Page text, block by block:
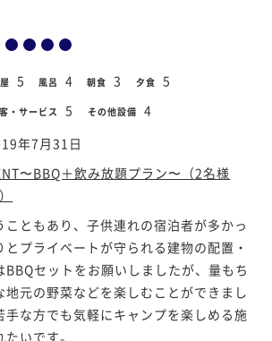
5 風呂 4 朝食 3 夕食 5
・サービス 5 その他設備 4
年7月31日
〜BBQ＋飲み放題プラン〜（2名様
こともあり、子供連れの宿泊者が多かっ
プライベートが守られる建物の配置・
セットをお願いしましたが、量もち
地元の野菜などを楽しむことができまし
手な方でも気軽にキャンプを楽しめる施
いです。